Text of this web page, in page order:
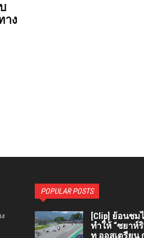
าง
POPULAR POSTS
[Clip] ย้อนช
ทำให้ “ซยาห์
ทู ออสเตรียน